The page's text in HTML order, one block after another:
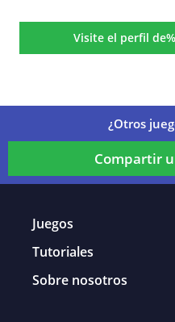
Visite el perfil
¿Otros
Compartir
Juegos
Tutoriales
Sobre nosotros